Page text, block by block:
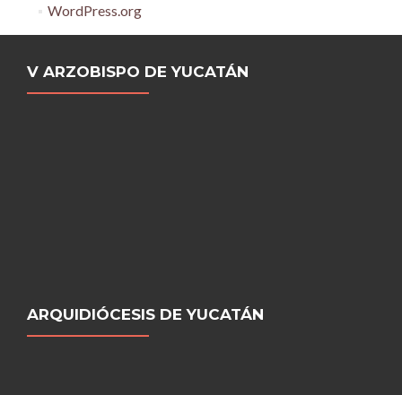
WordPress.org
V ARZOBISPO DE YUCATÁN
ARQUIDIÓCESIS DE YUCATÁN